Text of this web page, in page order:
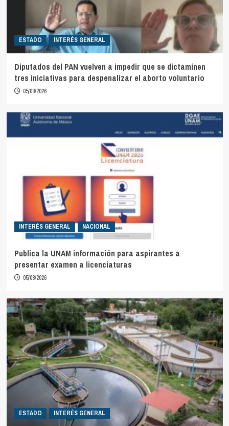
ESTADO INTERÉS GENERAL
Diputados del PAN vuelven a impedir que se dictaminen
tres iniciativas para despenalizar el aborto voluntario
05/08/2026
INTERÉS GENERAL NACIONAL
Publica la UNAM información para aspirantes a
presentar examen a licenciaturas
05/08/2026
ESTADO INTERÉS GENERAL